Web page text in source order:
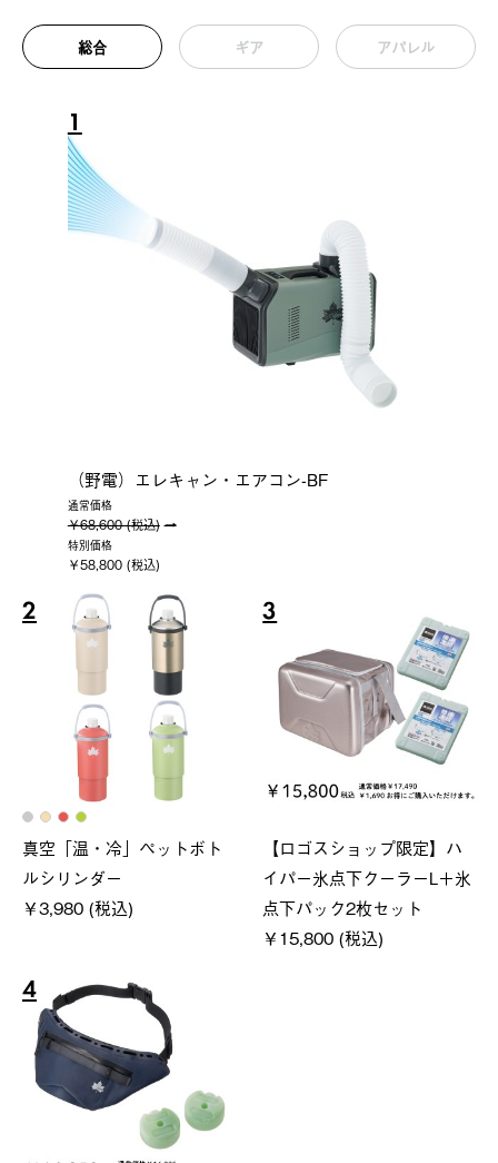
総合 ギア アパレル
1
（野電）エレキャン・エアコン-BF
通常価格
￥68,600 (税込)
特別価格
￥58,800 (税込)
2
真空「温・冷」ペットボト
ルシリンダー
￥3,980 (税込)
3
【ロゴスショップ限定】ハ
イパー氷点下クーラーL＋氷
点下パック2枚セット
￥15,800 (税込)
4